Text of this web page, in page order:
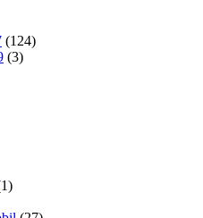
(124)
(3)